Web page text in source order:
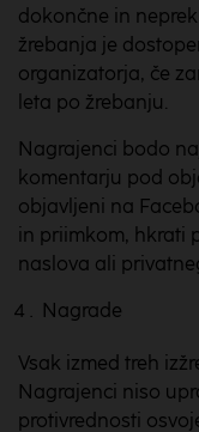
dokončne in
žrebanja je
organizatorja, če
leta po žrebanju.
Nagrajenci bodo
komentarju pod
objavljeni na
in priimkom, hkrati
naslova ali
Nagrade
Vsak izmed treh
Nagrajenci niso
protivrednosti